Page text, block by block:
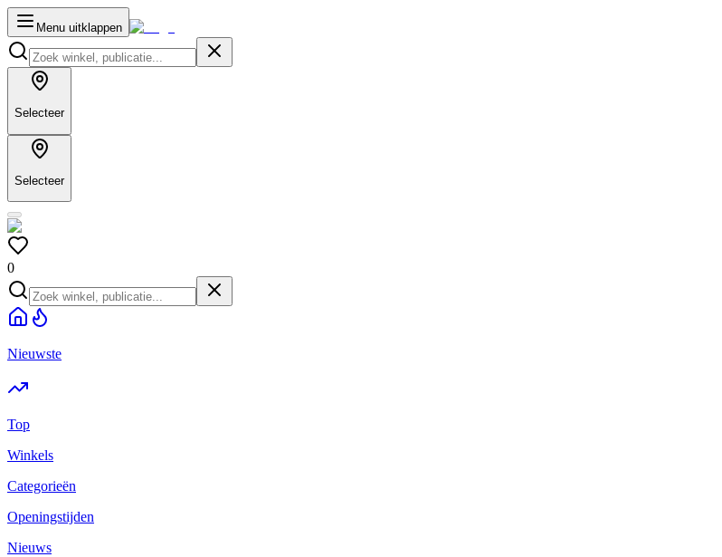
Menu uitklappen
Selecteer
Selecteer
0
Nieuwste
Top
Winkels
Categorieën
Openingstijden
Nieuws